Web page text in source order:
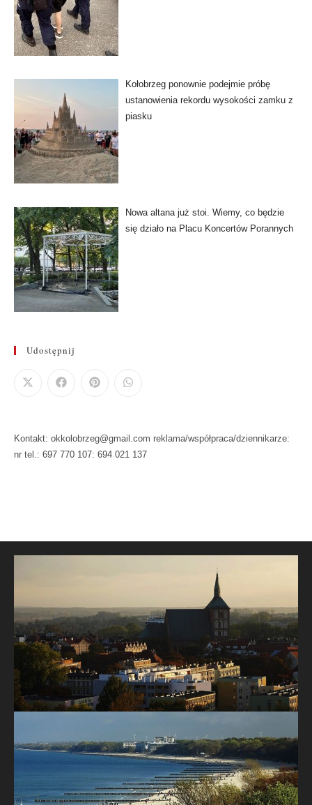
Kołobrzeg ponownie podejmie próbę
ustanowienia rekordu wysokości zamku z
piasku
Nowa altana już stoi. Wiemy, co będzie
się działo na Placu Koncertów Porannych
Udostępnij
Kontakt: okkolobrzeg@gmail.com reklama/współpraca/dziennikarze:
nr tel.: 697 770 107: 694 021 137